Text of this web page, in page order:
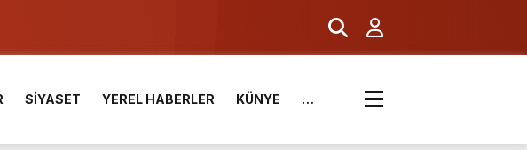
gün 7 Ağustos.
SİYASET YEREL HABERLER KÜNYE …